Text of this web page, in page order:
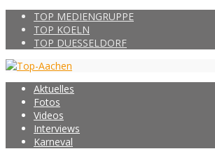
TOP MEDIENGRUPPE
TOP KOELN
TOP DUESSELDORF
Aktuelles
Fotos
Videos
Interviews
Karneval